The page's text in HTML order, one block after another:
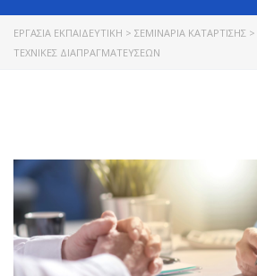
ΕΡΓΑΣΊΑ ΕΚΠΑΙΔΕΥΤΙΚΉ > ΣΕΜΙΝΆΡΙΑ ΚΑΤΆΡΤΙΣΗΣ >
ΤΕΧΝΙΚΈΣ ΔΙΑΠΡΑΓΜΑΤΕΎΣΕΩΝ